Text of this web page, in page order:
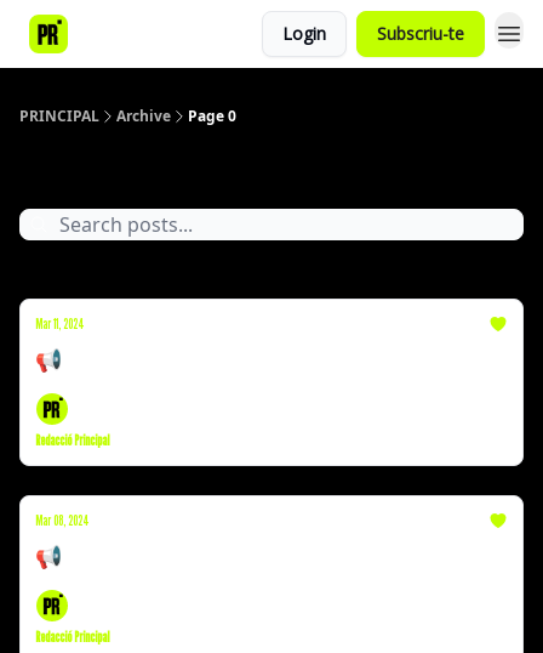
Login Subscriu-te
PRINCIPAL Archive Page 0
Mar 11, 2024
📢 Cas Koldo | Successos | Ricard Ustrell
Redacció Principal
Mar 08, 2024
📢 Violència sexual | Successos | Amnistia
Redacció Principal